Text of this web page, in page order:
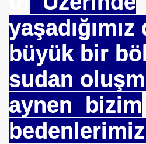
büyük bir
sudan
aynen bizim
- HİDROJEN ENERJİ MRK
-Engellenen Mühendis !!!
Halal Food
AS-DER.